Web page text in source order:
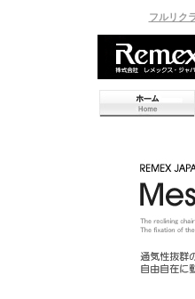
フルリク